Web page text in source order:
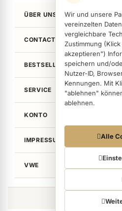
Wir und unsere
vereinzelten
vergleichbare
Zustimmung
akzeptieren")
speichern und/
Nutzer-ID,
Kennungen. Mit
"ablehnen"
ablehnen.
Datennutzungen
Wir arbeiten mit
Ihrem Endgerät
(Trackingdaten)
(z.B.
sondern auch
Alle
ÜBER UNS
CONTACT
BESTSELLER
SERVICE
KONTO
IMPRESSUM / LEGAL
VWE
©von Wellean